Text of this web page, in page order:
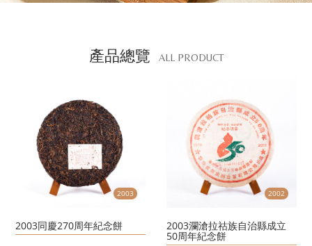
產品總覽 ALL PRODUCT
2003
2003同慶270周年紀念餅
2002
2003瀾滄拉祜族自治縣成立
50周年紀念餅